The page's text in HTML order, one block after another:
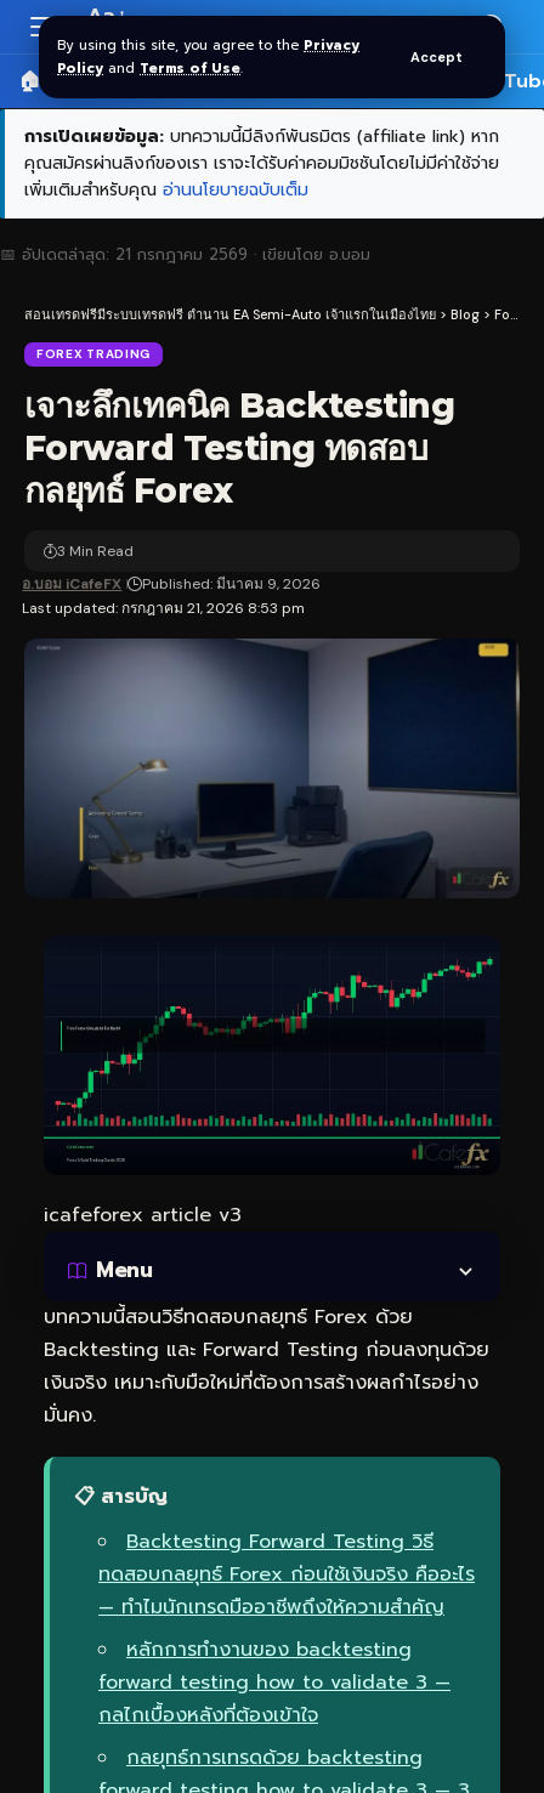
By using this site, you agree to the Privacy
Policy and Terms of Use.
Accept
Resizer
Aa
🏠 หน้าแรก ราคาทอง SPDR 🎬
การเปิดเผยข้อมูล: บทความนี้มีลิงก์พันธมิตร (affiliate link) หาก
คุณสมัครผ่านลิงก์ของเรา เราจะได้รับค่าคอมมิชชันโดยไม่มีค่าใช้จ่าย
เพิ่มเติมสำหรับคุณ อ่านนโยบายฉบับเต็ม
📅 อัปเดตล่าสุด: 21 กรกฎาคม 2569 · เขียนโดย อ.บอม
สอนเทรดฟรีมีระบบเทรดฟรี ตำนาน EA Semi-Auto เจ้าแรกในเมืองไทย > Blog > Forex Trading
FOREX TRADING
เจาะลึกเทคนิค Backtesting
Forward Testing ทดสอบ
กลยุทธ์ Forex
Last updated: กรกฎาคม 21, 2026 8:53 pm
อ.บอม iCafeFX Published: มีนาคม 9, 2026
3 Min Read
icafeforex article v3
Menu
บทความนี้สอนวิธีทดสอบกลยุทธ์ Forex ด้วย
Backtesting และ Forward Testing ก่อนลงทุนด้วย
เงินจริง เหมาะกับมือใหม่ที่ต้องการสร้างผลกำไรอย่าง
มั่นคง.
📋 สารบัญ
Backtesting Forward Testing วิธี
ทดสอบกลยุทธ์ Forex ก่อนใช้เงินจริง คืออะไร
— ทำไมนักเทรดมืออาชีพถึงให้ความสำคัญ
หลักการทำงานของ backtesting
forward testing how to validate 3 —
กลไกเบื้องหลังที่ต้องเข้าใจ
กลยุทธ์การเทรดด้วย backtesting